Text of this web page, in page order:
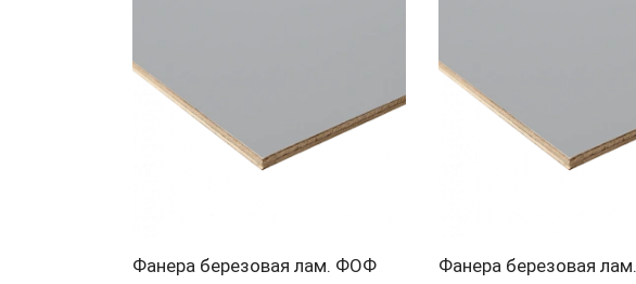
Фанера березовая лам. ФОФ
Фанера березовая